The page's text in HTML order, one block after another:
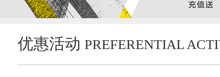
优惠活动 PREFERENTIAL